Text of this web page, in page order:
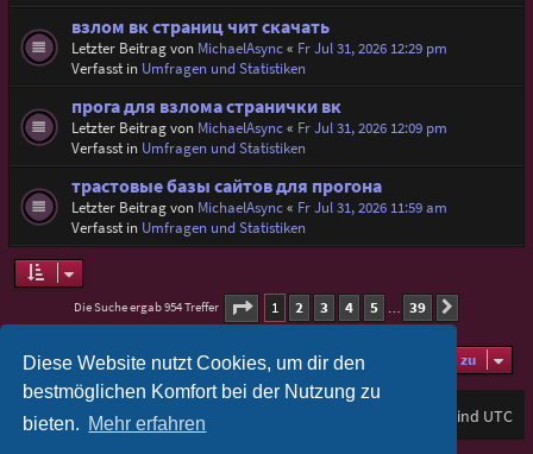
Diese Website nutzt Cookies, um dir den
bestmöglichen Komfort bei der Nutzung zu
bieten. Mehr erfahren
взлом вк страниц чит скачать
Letzter Beitrag von MichaelAsync« Fr Jul 31, 2026 12:29 pm
Verfasst in Umfragen und Statistiken
прога для взлома странички вк
Letzter Beitrag von MichaelAsync« Fr Jul 31, 2026 12:09 pm
Verfasst in Umfragen und Statistiken
трастовые базы сайтов для прогона
Letzter Beitrag von MichaelAsync« Fr Jul 31, 2026 11:59 am
Verfasst in Umfragen und Statistiken
Die Suche ergab 954 Treffer Seite 1von 39
1 2 3 4 5 … 39
Gehe zu
Foren-Übersicht Alle Zeiten sind UTC